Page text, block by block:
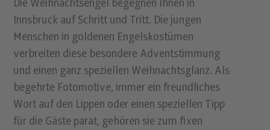
Die Weihnachtsengel begegnen Ihnen in
Innsbruck auf Schritt und Tritt. Die jungen
Menschen in goldenen Engelskostümen
verbreiten diese besondere Adventstimmung
und einen ganz speziellen Weihnachtsglanz. Als
begehrte Fotomotive, immer ein freundliches
Wort auf den Lippen oder einen speziellen Tipp
für die Gäste parat, gehören sie zum fixen